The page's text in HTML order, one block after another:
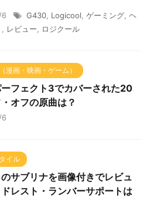
6 G430, Logicool, ゲーミング, ヘ
, レビュー, ロジクール
漫画・映画・ゲーム）
ーフェクト3でカバーされた20
オフの原曲は？
6
イル
サブリナを画像付きでレビュ
レスト・ランバーサポートは